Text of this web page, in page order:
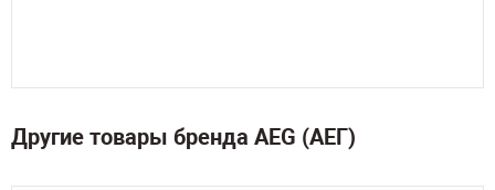
Другие товары бренда AEG (АЕГ)